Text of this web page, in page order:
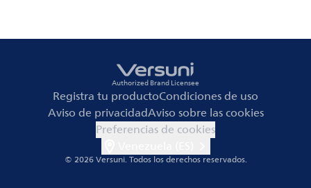
Authorized Brand Licensee
Registra tu productoCondiciones de uso
Aviso de privacidadAviso sobre las cookies
Preferencias de cookies
© 2026 Versuni.Todos los derechos reservados.